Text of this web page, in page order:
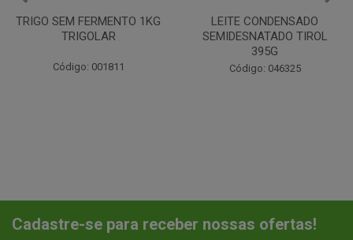
TRIGO SEM FERMENTO 1KG
TRIGOLAR
Código: 001811
LEITE CONDENSADO
SEMIDESNATADO TIROL
395G
Código: 046325
Cadastre-se para receber nossas ofertas!